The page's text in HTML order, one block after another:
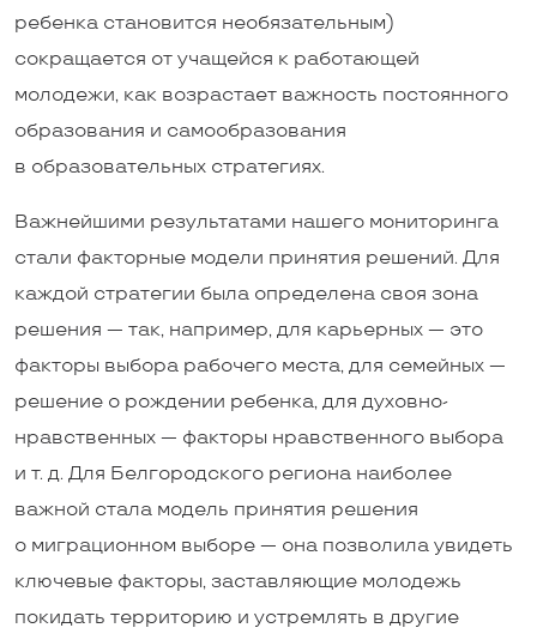
ребенка становится необязательным)
сокращается от учащейся к работающей
молодежи, как возрастает важность постоянного
образования и самообразования
в образовательных стратегиях.
Важнейшими результатами нашего мониторинга
стали факторные модели принятия решений. Для
каждой стратегии была определена своя зона
решения — так, например, для карьерных — это
факторы выбора рабочего места, для семейных —
решение о рождении ребенка, для духовно-
нравственных — факторы нравственного выбора
и т. д. Для Белгородского региона наиболее
важной стала модель принятия решения
о миграционном выборе — она позволила увидеть
ключевые факторы, заставляющие молодежь
покидать территорию и устремлять в другие